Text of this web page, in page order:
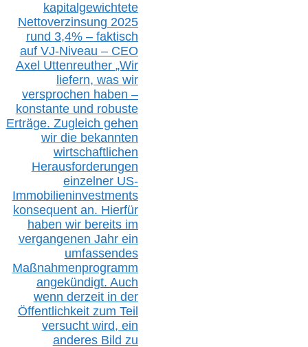
kapitalgewichtete
Nettoverzinsung 2025
rund 3,4% – faktisch
auf VJ-Niveau – CEO
Axel Uttenreuther „Wir
liefern, was wir
versprochen haben –
konstante und robuste
Erträge. Zugleich gehen
wir die bekannten
wirtschaftlichen
Herausforderungen
einzelner US-
Immobilieninvestments
konsequent an. Hierfür
haben wir bereits im
vergangenen Jahr ein
umfassendes
Maßnahmenprogramm
angekündigt. Auch
wenn derzeit in der
Öffentlichkeit zum Teil
versucht wird, ein
anderes Bild zu